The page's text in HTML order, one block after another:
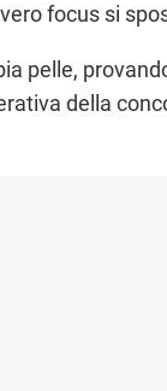
focus si
pelle,
della